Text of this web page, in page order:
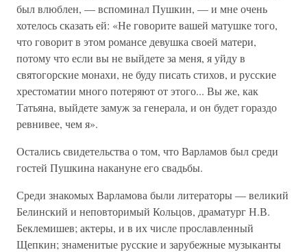
был влюблен, — вспоминал Пушкин, — и мне очень
хотелось сказать ей: «Не говорите вашей матушке того,
что говорит в этом романсе девушка своей матери,
потому что если вы не выйдете за меня, я уйду в
святогорские монахи, не буду писать стихов, и русские
хрестоматии много потеряют от этого... Вы же, как
Татьяна, выйдете замуж за генерала, и он будет гораздо
ревнивее, чем я».
Остались свидетельства о том, что Варламов был среди
гостей Пушкина накануне его свадьбы.
Среди знакомых Варламова были литераторы — великий
Белинский и неповторимый Кольцов, драматург Н.В.
Беклемишев; актеры, и в их числе прославленный
Щепкин; знаменитые русские и зарубежные музыканты